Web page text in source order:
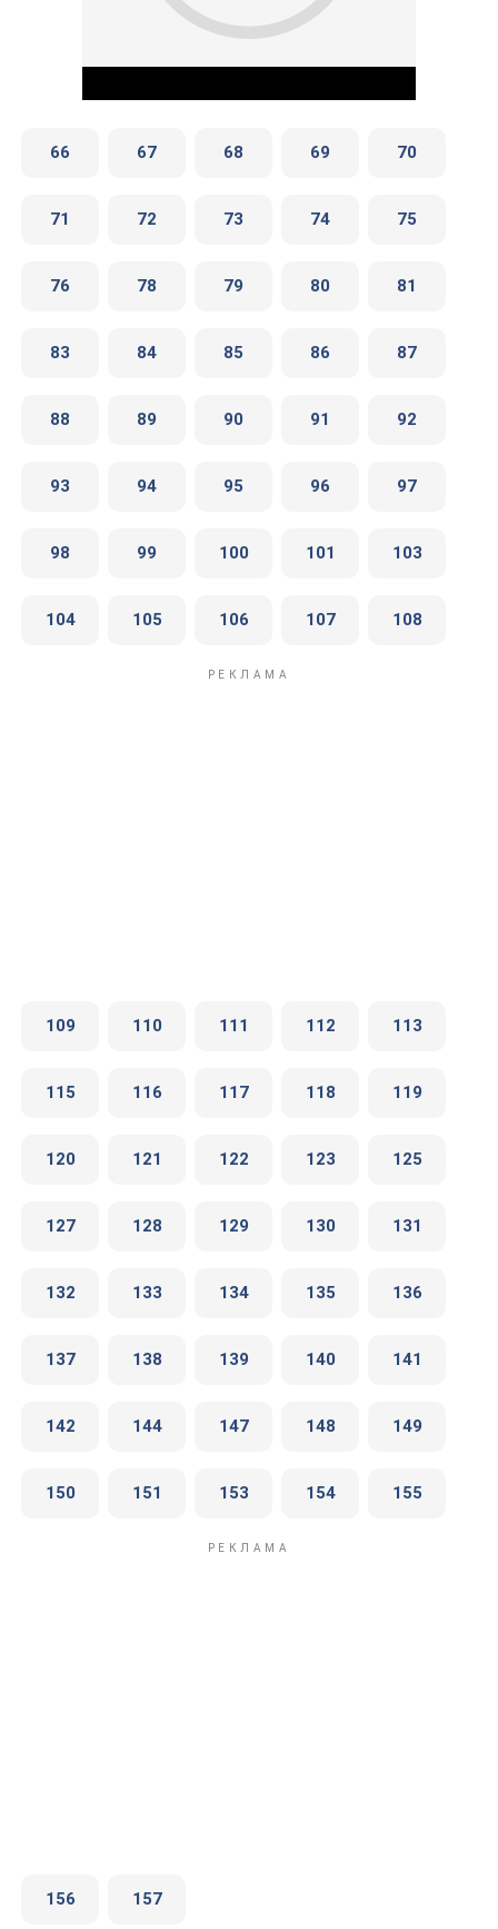
Play Video
66 67 68 69 70
71 72 73 74 75
76 78 79 80 81
83 84 85 86 87
88 89 90 91 92
93 94 95 96 97
98 99 100 101 103
104 105 106 107 108
109 110 111 112 113
115 116 117 118 119
120 121 122 123 125
127 128 129 130 131
132 133 134 135 136
137 138 139 140 141
142 144 147 148 149
150 151 153 154 155
156 157